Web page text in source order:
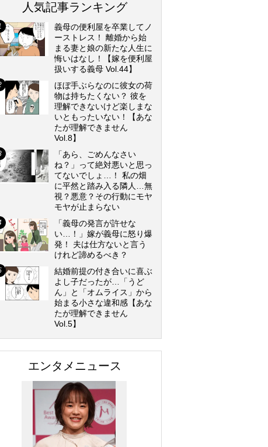
人気記事ランキング
義母の便利屋を卒業してノ
ーストレス！ 離婚から始
まる妻と娘の新たな人生に
悔いはなし！【嫁を便利屋
扱いする義母 Vol.44】
ほぼ手ぶらなのに彼女の荷
物は持ちたくない？ 彼を
理解できないけど楽しまな
いともったいない！【あな
たが理解できません
Vol.8】
「あら、ごめんなさい
ね？」って絶対悪いと思っ
てないでしょ…！ 私の畑
に平然と踏み入る隣人…無
視？悪意？その行動にモヤ
モヤが止まらない
「義母の発言が許せな
い…！」嫁が義母に怒り爆
発！ 夫は仕方ないと言う
けれど諦めるべき？
結婚前提の付き合いに喜ぶ
よし子だったが…「うど
ん」と「オムライス」から
始まる小さな違和感【あな
たが理解できません
Vol.5】
エンタメニュース